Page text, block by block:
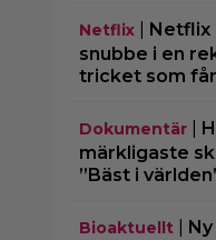
Netflix| Netflix
snubbe i en
tricket som
Dokumentär|
märkligaste
”Bäst i
Bioaktuellt|